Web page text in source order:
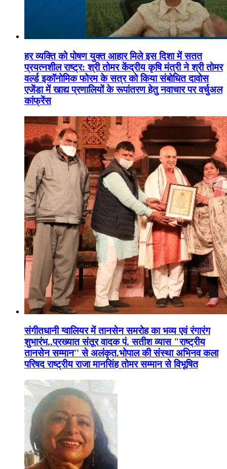
हर व्यक्ति को पोषण युक्त आहार मिले इस दिशा में सतत
प्रयत्नशील राष्ट्र: श्री तोमर केंद्रीय कृषि मंत्री ने श्री तोमर
वर्ल्ड इकॉनोमिक फोरम के सत्र को किया संबोधित दावोस
एजेंडा में खाद्य प्रणालियों के रूपांतरण हेतु नवाचार पर वर्चुअल
कांफ्रेंस
संगीतधानी ग्वालियर में तानसेन समरोह का भव्य एवं रंगारंग
शुभारंभ..प्रख्यात संतूर वादक पं. सतीश व्यास "राष्ट्रीय
तानसेन सम्मान'' से अलंकृत.भोपाल की संस्था अभिनव कला
परिषद राष्ट्रीय राजा मानसिंह तोमर सम्मान से विभूषित